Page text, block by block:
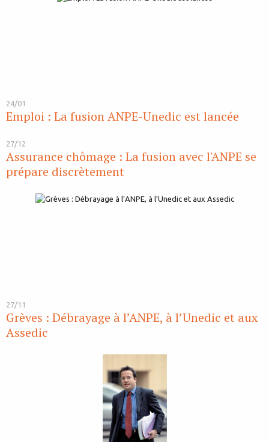
24/01
Emploi : La fusion ANPE-Unedic est lancée
27/12
Assurance chômage : La fusion avec l'ANPE se
prépare discrètement
27/11
Grèves : Débrayage à l’ANPE, à l’Unedic et aux
Assedic